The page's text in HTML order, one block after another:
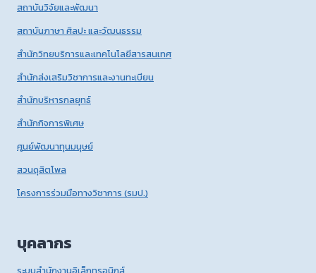
สถาบันวิจัยและพัฒนา
สถาบันภาษา ศิลปะ และวัฒนธรรม
สำนักวิทยบริการและเทคโนโลยีสารสนเทศ
สำนักส่งเสริมวิชาการและงานทะเบียน
สำนักบริหารกลยุทธ์
สำนักกิจการพิเศษ
ศูนย์พัฒนาทุนมนุษย์
สวนดุสิตโพล
โครงการร่วมมือทางวิชาการ (รมป.)
บุคลากร